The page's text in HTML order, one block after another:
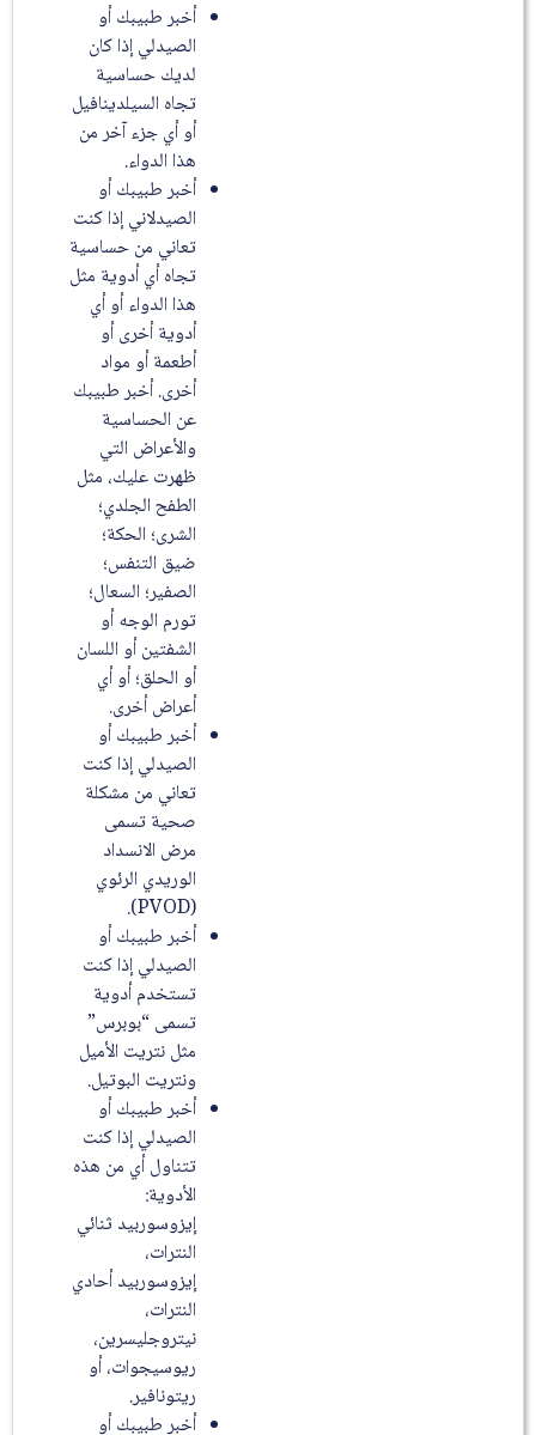
أخبر طبيبك أو
الصيدلي إذا كان
لديك حساسية
تجاه السيلدينافيل
أو أي جزء آخر من
هذا الدواء.
أخبر طبيبك أو
الصيدلاني إذا كنت
تعاني من حساسية
تجاه أي أدوية مثل
هذا الدواء أو أي
أدوية أخرى أو
أطعمة أو مواد
أخرى. أخبر طبيبك
عن الحساسية
والأعراض التي
ظهرت عليك، مثل
الطفح الجلدي؛
الشرى؛ الحكة؛
ضيق التنفس؛
الصفير؛ السعال؛
تورم الوجه أو
الشفتين أو اللسان
أو الحلق؛ أو أي
أعراض أخرى.
أخبر طبيبك أو
الصيدلي إذا كنت
تعاني من مشكلة
صحية تسمى
مرض الانسداد
الوريدي الرئوي
(PVOD).
أخبر طبيبك أو
الصيدلي إذا كنت
تستخدم أدوية
تسمى “بوبرس”
مثل نتريت الأميل
ونتريت البوتيل.
أخبر طبيبك أو
الصيدلي إذا كنت
تتناول أي من هذه
الأدوية:
إيزوسوربيد ثنائي
النترات،
إيزوسوربيد أحادي
النترات،
نيتروجليسرين،
ريوسيجوات، أو
ريتونافير.
أخبر طبيبك أو